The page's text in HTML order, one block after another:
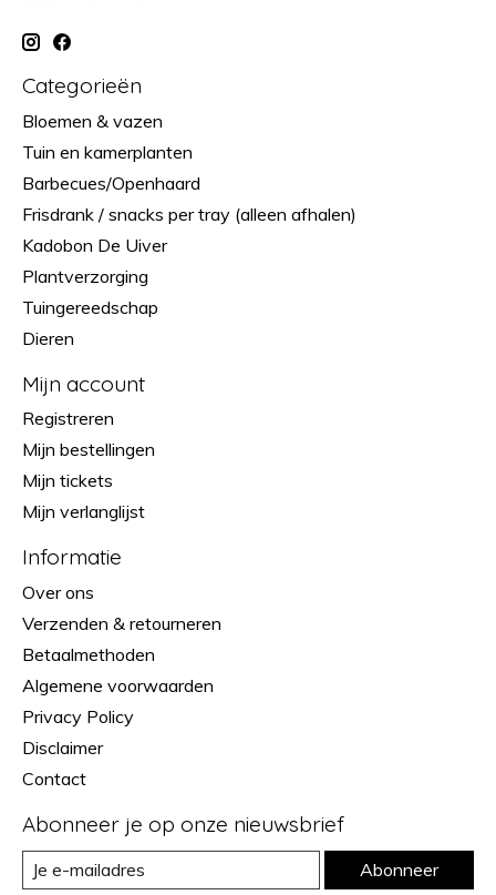
Categorieën
Bloemen & vazen
Tuin en kamerplanten
Barbecues/Openhaard
Frisdrank / snacks per tray (alleen afhalen)
Kadobon De Uiver
Plantverzorging
Tuingereedschap
Dieren
Mijn account
Registreren
Mijn bestellingen
Mijn tickets
Mijn verlanglijst
Informatie
Over ons
Verzenden & retourneren
Betaalmethoden
Algemene voorwaarden
Privacy Policy
Disclaimer
Contact
Abonneer je op onze nieuwsbrief
Abonneer